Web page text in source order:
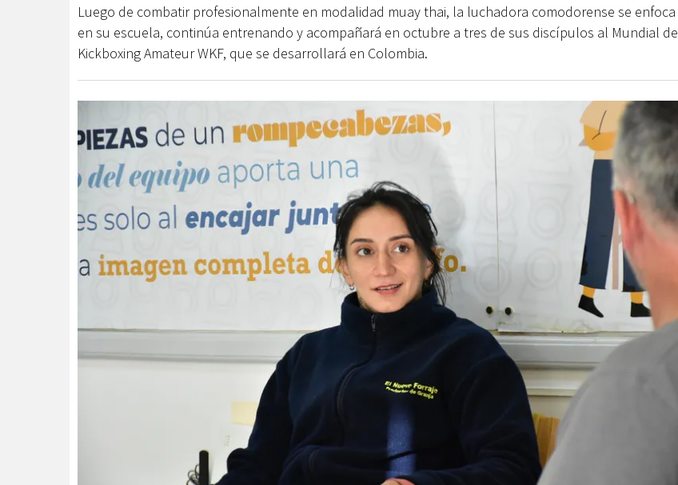
Luego de combatir profesionalmente en modalidad muay thai, la luchadora comodorense se enfoca
en su escuela, continúa entrenando y acompañará en octubre a tres de sus discípulos al Mundial de
Kickboxing Amateur WKF, que se desarrollará en Colombia.